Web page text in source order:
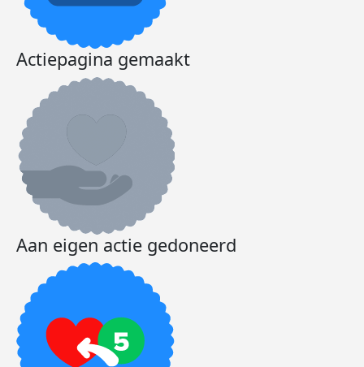
Actiepagina gemaakt
Aan eigen actie gedoneerd